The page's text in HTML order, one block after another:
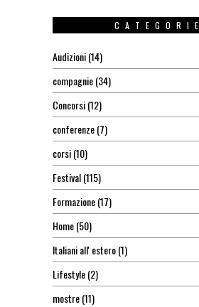
CATEGORIE
Audizioni(14)
compagnie(34)
Concorsi(12)
conferenze(7)
corsi(10)
Festival(115)
Formazione(17)
Home(50)
Italiani all' estero(1)
Lifestyle(2)
mostre(11)